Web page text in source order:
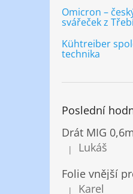
Omicron –
svářeček z
Kühtreiber
technika
Poslední
Drát MIG
Hodnocení
|
Lukáš
| Karel